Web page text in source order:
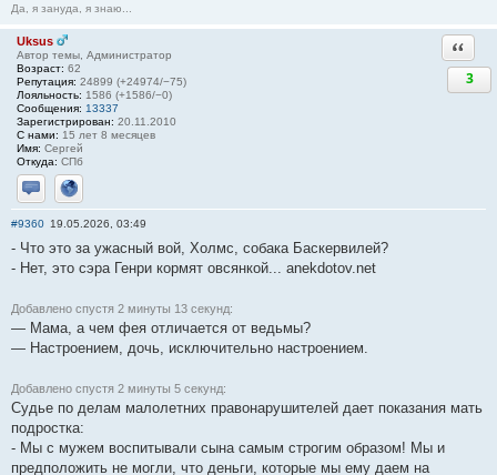
Да, я зануда, я знаю...
Uksus
Автор темы, Администратор
Возраст: 62
Репутация: 24899 (+24974/−75)
Лояльность: 1586 (+1586/−0)
Сообщения: 13337
Зарегистрирован: 20.11.2010
С нами: 15 лет 8 месяцев
Имя: Сергей
Откуда: СПб
Отправить личное сообщение
Сайт
3
#9360 19.05.2026, 03:49
- Что это за ужасный вой, Холмс, собака Баскервилей?
- Нет, это сэра Генри кормят овсянкой... anekdotov.net
Добавлено спустя 2 минуты 13 секунд:
— Мама, а чем фея отличается от ведьмы?
— Настроением, дочь, исключительно настроением.
Добавлено спустя 2 минуты 5 секунд:
Судье по делам малолетних правонарушителей дает показания мать
подростка:
- Мы с мужем воспитывали сына самым строгим образом! Мы и
предположить не могли, что деньги, которые мы ему даем на